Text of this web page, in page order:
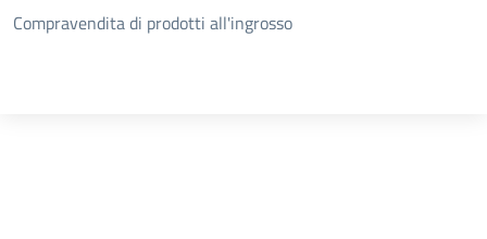
Dettagli della notizia
Compravendita di prodotti all'ingrosso